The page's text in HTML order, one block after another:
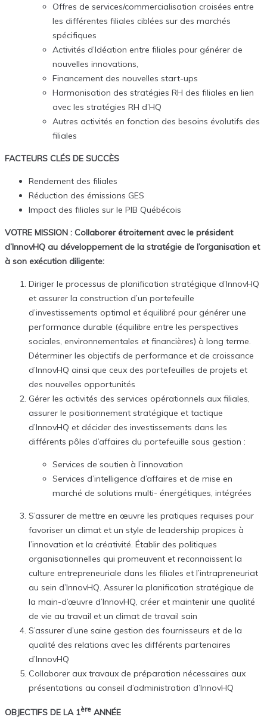
Offres de services/commercialisation croisées entre
les différentes filiales ciblées sur des marchés
spécifiques
Activités d’Idéation entre filiales pour générer de
nouvelles innovations,
Financement des nouvelles start-ups
Harmonisation des stratégies RH des filiales en lien
avec les stratégies RH d’HQ
Autres activités en fonction des besoins évolutifs des
filiales
FACTEURS CLÉS DE SUCCÈS
Rendement des filiales
Réduction des émissions GES
Impact des filiales sur le PIB Québécois
VOTRE MISSION : Collaborer étroitement avec le président
d’InnovHQ au développement de la stratégie de l’organisation et
à son exécution diligente:
Diriger le processus de planification stratégique d’InnovHQ
et assurer la construction d’un portefeuille
d’investissements optimal et équilibré pour générer une
performance durable (équilibre entre les perspectives
sociales, environnementales et financières) à long terme.
Déterminer les objectifs de performance et de croissance
d’InnovHQ ainsi que ceux des portefeuilles de projets et
des nouvelles opportunités
Gérer les activités des services opérationnels aux filiales,
assurer le positionnement stratégique et tactique
d’InnovHQ et décider des investissements dans les
différents pôles d’affaires du portefeuille sous gestion :
Services de soutien à l’innovation
Services d’intelligence d’affaires et de mise en
marché de solutions multi- énergétiques, intégrées
S’assurer de mettre en œuvre les pratiques requises pour
favoriser un climat et un style de leadership propices à
l’innovation et la créativité. Établir des politiques
organisationnelles qui promeuvent et reconnaissent la
culture entrepreneuriale dans les filiales et l’intrapreneuriat
au sein d’InnovHQ. Assurer la planification stratégique de
la main-d’œuvre d’InnovHQ, créer et maintenir une qualité
de vie au travail et un climat de travail sain
S’assurer d’une saine gestion des fournisseurs et de la
qualité des relations avec les différents partenaires
d’InnovHQ
Collaborer aux travaux de préparation nécessaires aux
présentations au conseil d’administration d’InnovHQ
OBJECTIFS DE LA 1ère ANNÉE